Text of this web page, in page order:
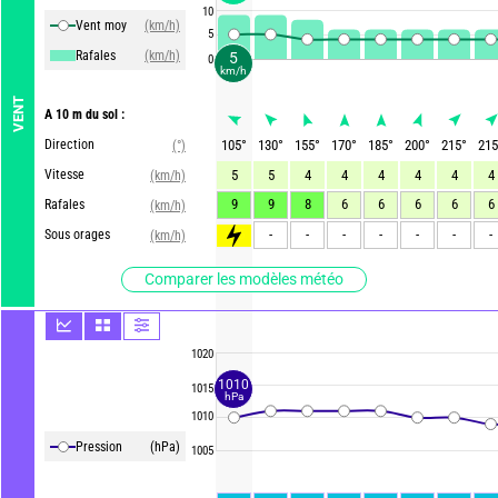
VENT
Vent moy
(km/h)
Rafales
(km/h)
A 10 m du sol :
Direction
(°)
Vitesse
(km/h)
Rafales
(km/h)
Sous orages
(km/h)
Comparer les modèles météo
Pression (hPa)
10
5
0
1020
1015
1010
1005
105° 130° 155° 170° 185° 200° 215°
215
5
5 4 4 4 4 4
4
9
9 8 6 6 6 6
6
>85
- - - - - - -
5
km/h
1010
hPa